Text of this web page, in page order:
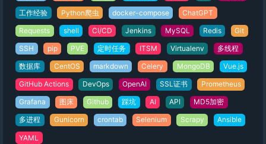
工作经验 Python爬虫 docker-compose ChatGPT
Requests shell CI/CD Jenkins MySQL Redis Git
SSH pip PVE 定时任务 ITSM Virtualenv 多线程
数据库 CentOS markdown Celery MongoDB Vue.js
GitHub Actions DevOps OpenAI SSL证书 Prometheus
Grafana 图床 Github 踩坑 AI API MD5加密
多进程 Gunicorn crontab Selenium Scrapy Ansible
YAML